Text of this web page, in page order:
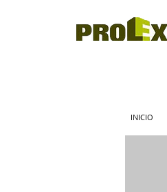
INICIO